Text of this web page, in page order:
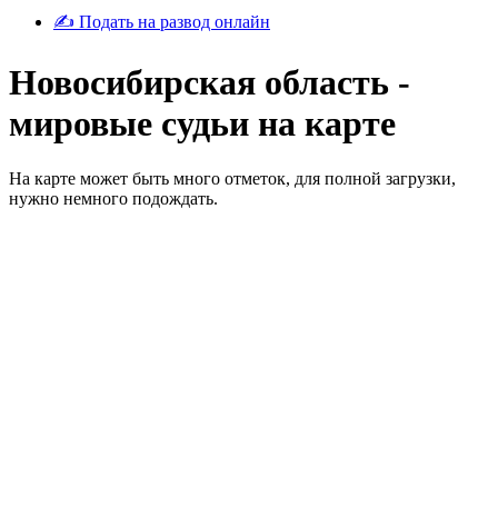
✍ Подать на развод онлайн
Новосибирская область -
мировые судьи на карте
На карте может быть много отметок, для полной загрузки,
нужно немного подождать.